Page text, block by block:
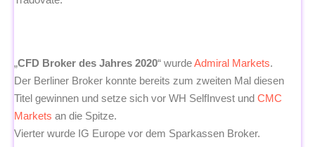
„CFD Broker des Jahres 2020“ wurdeAdmiral Markets.
Der Berliner Broker konnte bereits zum zweiten Mal diesen
Titel gewinnen und setze sich vor WH SelfInvest und CMC
Markets an die Spitze.
Vierter wurde IG Europe vor dem Sparkassen Broker.